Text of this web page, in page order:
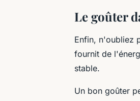
Le goûter
Enfin, n'oubliez
fournit de
stable.
Un bon goûter